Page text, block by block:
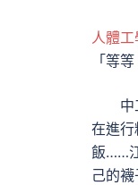
人體
「等
在進
飯……
己的